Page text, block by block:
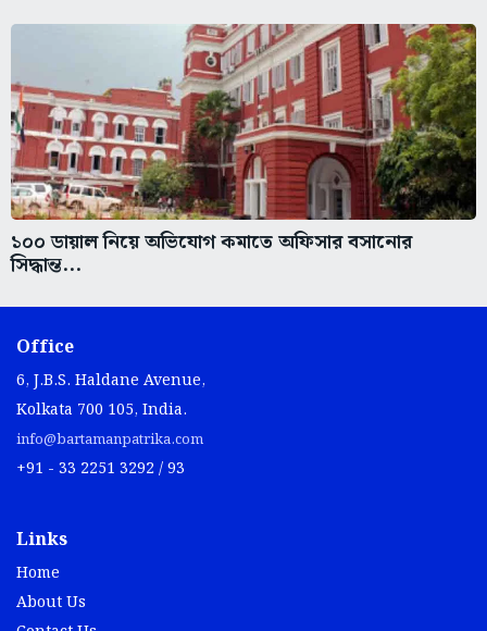
১০০ ডায়াল নিয়ে অভিযোগ কমাতে অফিসার বসানোর
সিদ্ধান্ত...
Office
6, J.B.S. Haldane Avenue,
Kolkata 700 105, India.
info@bartamanpatrika.com
+91 - 33 2251 3292 / 93
Links
Home
About Us